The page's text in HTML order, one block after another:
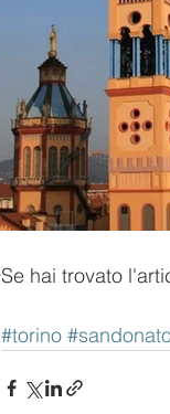
Se hai trovato
#torino